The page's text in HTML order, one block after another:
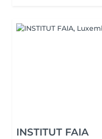
INSTITUT FAIA